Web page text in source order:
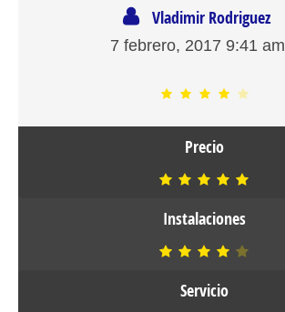
Vladimir Rodriguez
7 febrero, 2017 9:41 am
Precio
Instalaciones
Servicio